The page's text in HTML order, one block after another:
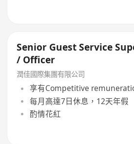
Senior Guest Service
/ Officer
潤佳國際集團有限公司
享有Competitive
每月高達7日休息，12天年假
酌情花紅